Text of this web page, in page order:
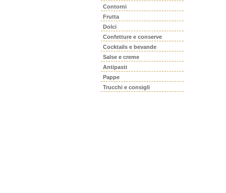
Contorni
Frutta
Dolci
Confetture e conserve
Cocktails e bevande
Salse e creme
Antipasti
Pappe
Trucchi e consigli